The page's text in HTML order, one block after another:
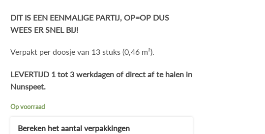
DIT IS EEN EENMALIGE PARTIJ, OP=OP DUS
WEES ER SNEL BIJ!
Verpakt per doosje van 13 stuks (0,46 m²).
LEVERTIJD 1 tot 3 werkdagen of direct af te halen in
Nunspeet.
Op voorraad